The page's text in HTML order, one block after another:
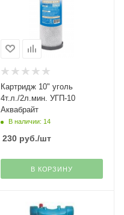
Картридж 10" уголь
4т.л./2л.мин. УГП-10
Аквабрайт
В наличии: 14
230руб./шт
В КОРЗИНУ